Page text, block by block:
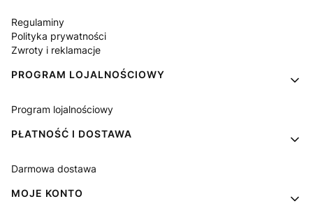
Regulaminy
Polityka prywatności
Zwroty i reklamacje
PROGRAM LOJALNOŚCIOWY
Program lojalnościowy
PŁATNOŚĆ I DOSTAWA
Darmowa dostawa
MOJE KONTO